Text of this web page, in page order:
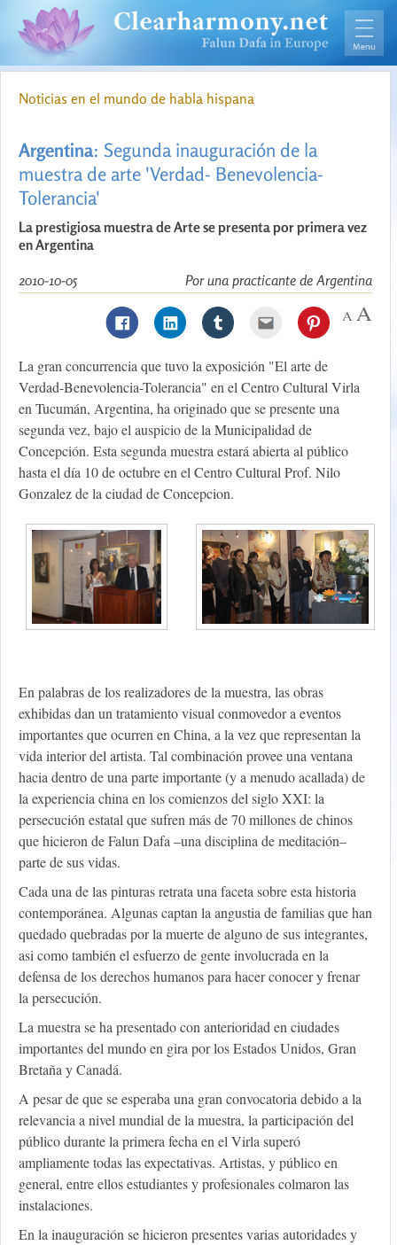
Noticias en el mundo de habla hispana
Argentina: Segunda inauguración de la
muestra de arte 'Verdad- Benevolencia-
Tolerancia'
La prestigiosa muestra de Arte se presenta por primera vez
en Argentina
Por una practicante de Argentina
2010-10-05
La gran concurrencia que tuvo la exposición "El arte de
Verdad-Benevolencia-Tolerancia" en el Centro Cultural Virla
en Tucumán, Argentina, ha originado que se presente una
segunda vez, bajo el auspicio de la Municipalidad de
Concepción. Esta segunda muestra estará abierta al público
hasta el día 10 de octubre en el Centro Cultural Prof. Nilo
Gonzalez de la ciudad de Concepcion.
En palabras de los realizadores de la muestra, las obras
exhibidas dan un tratamiento visual conmovedor a eventos
importantes que ocurren en China, a la vez que representan la
vida interior del artista. Tal combinación provee una ventana
hacia dentro de una parte importante (y a menudo acallada) de
la experiencia china en los comienzos del siglo XXI: la
persecución estatal que sufren más de 70 millones de chinos
que hicieron de Falun Dafa –una disciplina de meditación–
parte de sus vidas.
Cada una de las pinturas retrata una faceta sobre esta historia
contemporánea. Algunas captan la angustia de familias que han
quedado quebradas por la muerte de alguno de sus integrantes,
asi como también el esfuerzo de gente involucrada en la
defensa de los derechos humanos para hacer conocer y frenar
la persecución.
La muestra se ha presentado con anterioridad en ciudades
importantes del mundo en gira por los Estados Unidos, Gran
Bretaña y Canadá.
A pesar de que se esperaba una gran convocatoria debido a la
relevancia a nivel mundial de la muestra, la participación del
público durante la primera fecha en el Virla superó
ampliamente todas las expectativas. Artistas, y público en
general, entre ellos estudiantes y profesionales colmaron las
instalaciones.
En la inauguración se hicieron presentes varias autoridades y